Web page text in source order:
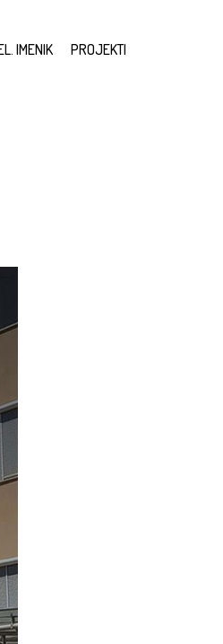
IMENIK PROJEKTI